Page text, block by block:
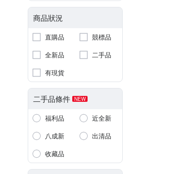
商品狀況
直購品
競標品
全新品
二手品
有現貨
二手品條件 NEW
福利品
近全新
八成新
出清品
收藏品